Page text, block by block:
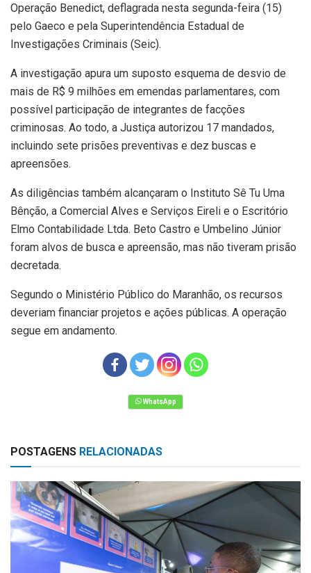
Operação Benedict, deflagrada nesta segunda-feira (15)
pelo Gaeco e pela Superintendência Estadual de
Investigações Criminais (Seic).
A investigação apura um suposto esquema de desvio de
mais de R$ 9 milhões em emendas parlamentares, com
possível participação de integrantes de facções
criminosas. Ao todo, a Justiça autorizou 17 mandados,
incluindo sete prisões preventivas e dez buscas e
apreensões.
As diligências também alcançaram o Instituto Sê Tu Uma
Bênção, a Comercial Alves e Serviços Eireli e o Escritório
Elmo Contabilidade Ltda. Beto Castro e Umbelino Júnior
foram alvos de busca e apreensão, mas não tiveram prisão
decretada.
Segundo o Ministério Público do Maranhão, os recursos
deveriam financiar projetos e ações públicas. A operação
segue em andamento.
POSTAGENS RELACIONADAS